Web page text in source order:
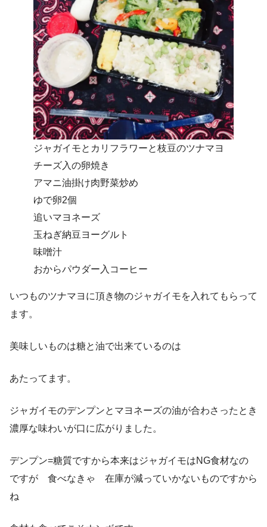
ジャガイモとカリフラワーと枝豆のツナマヨ
チーズ入の卵焼き
アマニ油掛け肉野菜炒め
ゆで卵2個
追いマヨネーズ
玉ねぎ納豆ヨーグルト
味噌汁
おからパウダー入コーヒー
いつものツナマヨに頂き物のジャガイモを入れてもらって
ます。
美味しいものは糖と油で出来ているのは
あたってます。
ジャガイモのデンプンとマヨネーズの油が合わさったとき
濃厚な味わいが口に広がりました。
デンプン=糖質ですから本来はジャガイモはNG食材なの
ですが 食べなきゃ 在庫が減っていかないものですから
ね